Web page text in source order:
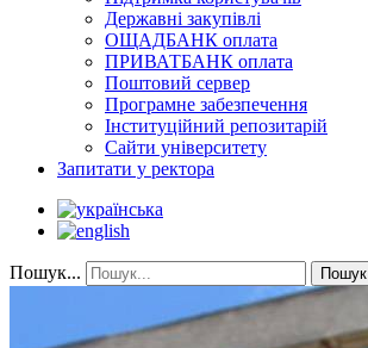
Державні закупівлі
ОЩАДБАНК оплата
ПРИВАТБАНК оплата
Поштовий сервер
Програмне забезпечення
Інституційний репозитарій
Сайти університету
Запитати у ректора
Пошук... Пошук